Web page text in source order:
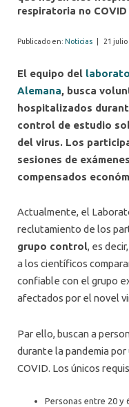
respiratoria no COVID
Publicado en: Noticias 21 julio
El equipo del
Alemana, busca
hospitalizados
control de estudio
del virus. Los
sesiones de
compensados
Actualmente, el
reclutamiento de los
grupo control, es
a los científicos
confiable con el grupo
afectados por el novel
Par ello, buscan a
durante la pandemia
COVID. Los únicos
Personas entre 20 y